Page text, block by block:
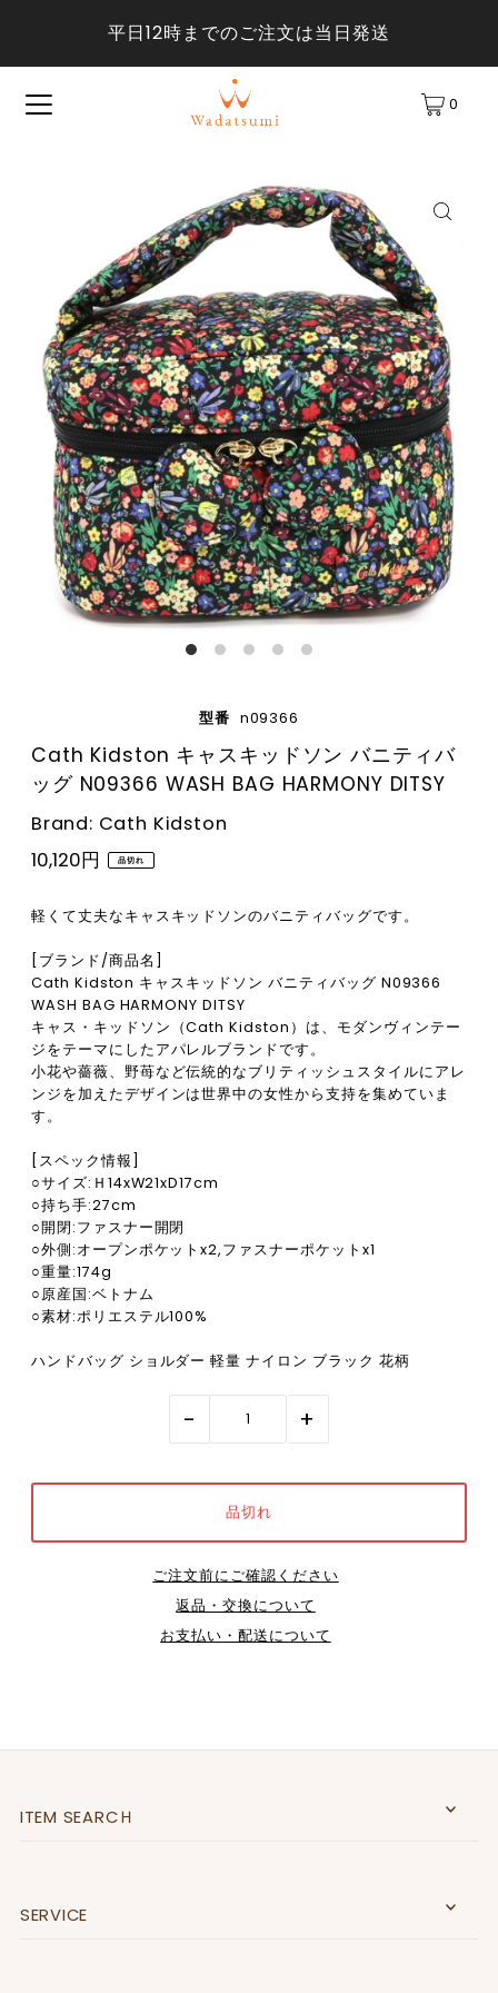
平日12時までのご注文は当日発送
0
型番 n09366
Cath Kidston キャスキッドソン バニティバ
ッグ N09366 WASH BAG HARMONY DITSY
Brand: Cath Kidston
10,120円 品切れ
軽くて丈夫なキャスキッドソンのバニティバッグです。
[ブランド/商品名]
Cath Kidston キャスキッドソン バニティバッグ N09366
WASH BAG HARMONY DITSY
キャス・キッドソン（Cath Kidston）は、モダンヴィンテー
ジをテーマにしたアパレルブランドです。
小花や薔薇、野苺など伝統的なブリティッシュスタイルにアレ
ンジを加えたデザインは世界中の女性から支持を集めていま
す。
[スペック情報]
○サイズ:Ｈ14xW21xD17cm
○持ち手:27cm
○開閉:ファスナー開閉
○外側:オープンポケットx2,ファスナーポケットx1
○重量:174g
○原産国:ベトナム
○素材:ポリエステル100%
ハンドバッグ ショルダー 軽量 ナイロン ブラック 花柄
- +
ご注文前にご確認ください
返品・交換について
お支払い・配送について
ITEM SEARCＨ
SERVICE